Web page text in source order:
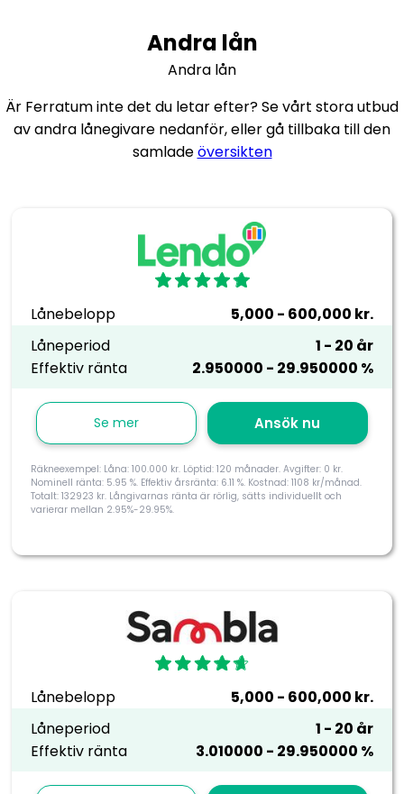
Andra lån
Andra lån
Är Ferratum inte det du letar efter? Se vårt stora utbud
av andra lånegivare nedanför, eller gå tillbaka till den
samladeöversikten
Lånebelopp
5,000 - 600,000 kr.
Låneperiod
1 - 20 år
Effektiv ränta
2.950000 - 29.950000 %
Se mer Ansök nu
Räkneexempel: Låna: 100.000 kr. Löptid: 120 månader. Avgifter: 0 kr.
Nominell ränta: 5.95 %. Effektiv årsränta: 6.11 %. Kostnad: 1108 kr/månad.
Totalt: 132923 kr. Långivarnas ränta är rörlig, sätts individuellt och
varierar mellan 2.95%-29.95%.
Lånebelopp
5,000 - 600,000 kr.
Låneperiod
1 - 20 år
Effektiv ränta
3.010000 - 29.950000 %